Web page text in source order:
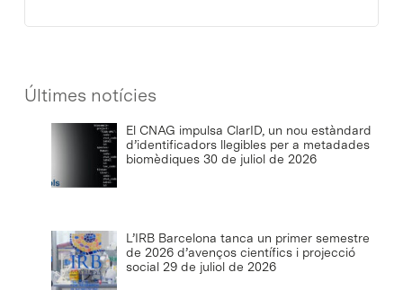
Últimes notícies
El CNAG impulsa ClarID, un nou estàndard
d’identificadors llegibles per a metadades
biomèdiques 30 de juliol de 2026
L’IRB Barcelona tanca un primer semestre
de 2026 d’avenços científics i projecció
social 29 de juliol de 2026